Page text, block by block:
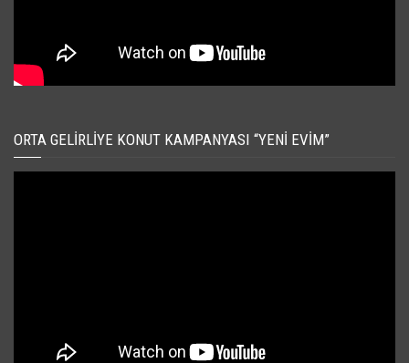
ORTA GELIRLIYE KONUT KAMPANYASI “YENI EVIM”